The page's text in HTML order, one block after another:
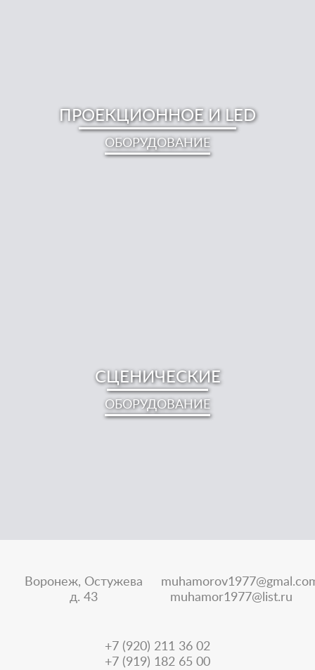
ПРОЕКЦИОННОЕ И LED
ОБОРУДОВАНИЕ
СЦЕНИЧЕСКИЕ
ОБОРУДОВАНИЕ
Воронеж, Остужева
д. 43
muhamor1977@list.ru
+7 (920) 211 36 02
+7 (919) 182 65 00